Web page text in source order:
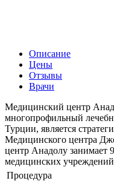
Описание
Цены
Отзывы
Врачи
Медицинский центр
многопрофильный
Турции, является
Медицинского центра
центр Анадолу занимает
медицинских
Процедура